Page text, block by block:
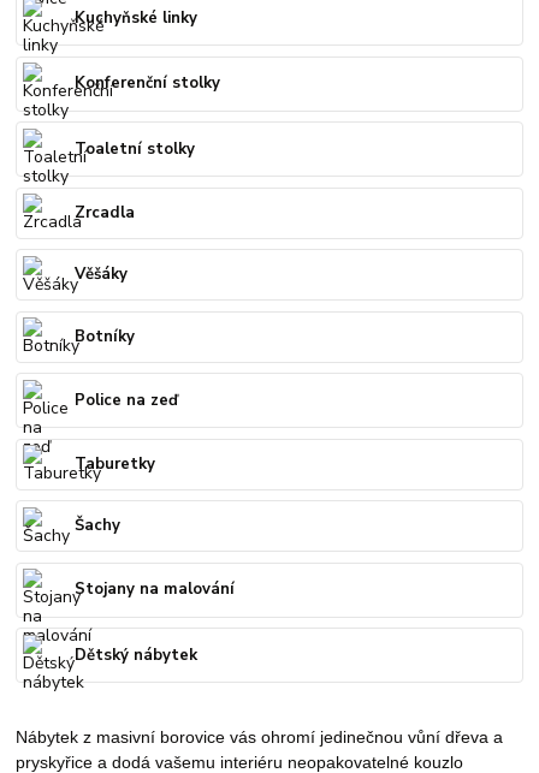
Kuchyňské linky
Konferenční stolky
Toaletní stolky
Zrcadla
Věšáky
Botníky
Police na zeď
Taburetky
Šachy
Stojany na malování
Dětský nábytek
Nábytek z masivní borovice vás ohromí jedinečnou vůní dřeva a
pryskyřice a dodá vašemu interiéru neopakovatelné kouzlo